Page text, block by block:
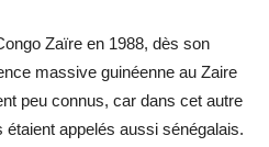
Zaïre en 1988, dès son
massive guinéenne au Zaire
peu connus, car dans cet autre
appelés aussi sénégalais.